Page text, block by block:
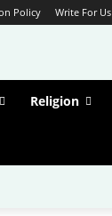
Policy Write For Us
Religion